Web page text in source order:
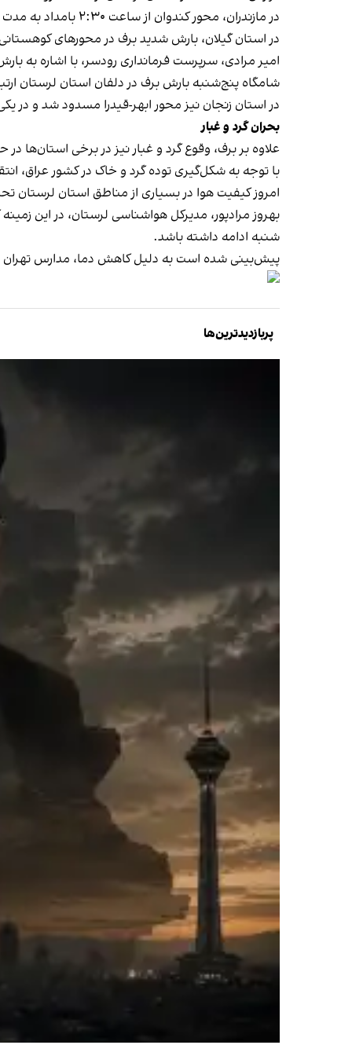
در مازندران، محور کندوان از ساعت ۲:۳۰ بامداد به مدت پنج ساعت به دلیل شدت بارش برف و شرایط نامساعد جوی مسدود شد.
در استان گیلان، بارش شدید برف در محورهای
امیر مرادی، سرپرست فرمانداری رودسر، با اشاره به
شامگاه پنج‌شنبه بارش برف در دلفان استان لرستان ارتباط ۵۰ روستا را مسدود
در استان زنجان نیز محور ابهر-قیدرا مسدود شد و در یکی از جاده‌های این استان،
بحران گرد و غبار
علاوه بر برف، وقوع گرد و غبار نیز در برخی استان‌ها
با توجه به شکل‌گیری توده گرد و خاک در کشور عراق،
امروز کیفیت هوا در بسیاری از مناطق استان لرستان
بهروز مرادپور، مدیرکل هواشناسی لرستان، در این
شنبه ادامه داشته باشد.
پیش‌بینی شده است به دلیل کاهش دما، مدارس
پربازدیدترین‌ها